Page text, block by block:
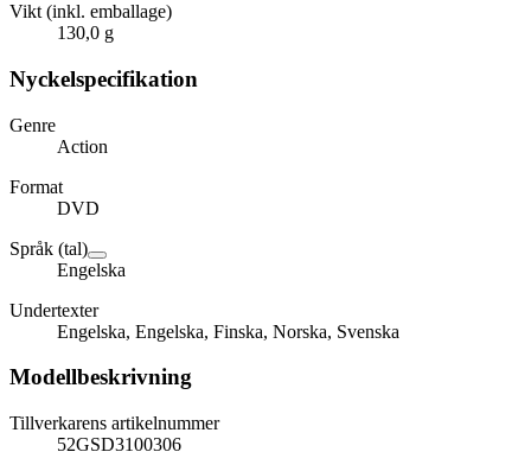
Vikt (inkl. emballage)
130,0 g
Nyckelspecifikation
Genre
Action
Format
DVD
Språk (tal)
Engelska
Undertexter
Engelska, Engelska, Finska, Norska, Svenska
Modellbeskrivning
Tillverkarens artikelnummer
52GSD3100306